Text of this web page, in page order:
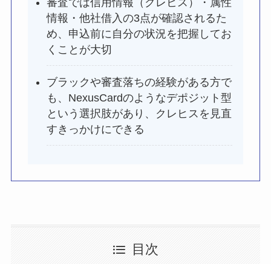
情報・他社借入の3点が確認されるた
め、申込前に自分の状況を把握してお
くことが大切
ブラックや審査落ちの経験がある方で
も、NexusCardのようなデポジット型
という選択肢があり、クレヒスを見直
すきっかけにできる
目次